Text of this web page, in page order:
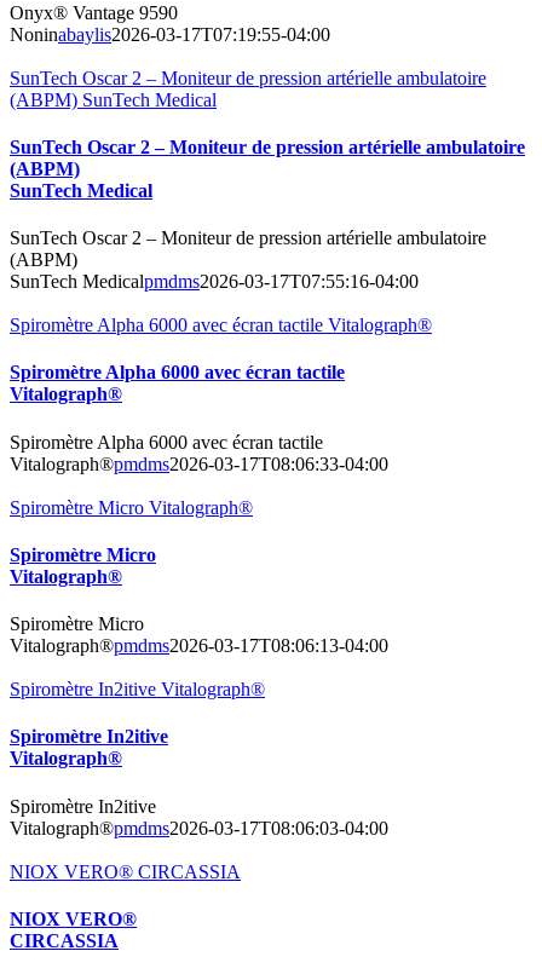
Onyx® Vantage 9590
Noninabaylis2026-03-17T07:19:55-04:00
SunTech Oscar 2 – Moniteur de pression artérielle ambulatoire
(ABPM) SunTech Medical
SunTech Oscar 2 – Moniteur de pression artérielle ambulatoire
(ABPM)
SunTech Medical
SunTech Oscar 2 – Moniteur de pression artérielle ambulatoire
(ABPM)
SunTech Medicalpmdms2026-03-17T07:55:16-04:00
Spiromètre Alpha 6000 avec écran tactile Vitalograph®
Spiromètre Alpha 6000 avec écran tactile
Vitalograph®
Spiromètre Alpha 6000 avec écran tactile
Vitalograph®pmdms2026-03-17T08:06:33-04:00
Spiromètre Micro Vitalograph®
Spiromètre Micro
Vitalograph®
Spiromètre Micro
Vitalograph®pmdms2026-03-17T08:06:13-04:00
Spiromètre In2itive Vitalograph®
Spiromètre In2itive
Vitalograph®
Spiromètre In2itive
Vitalograph®pmdms2026-03-17T08:06:03-04:00
NIOX VERO® CIRCASSIA
NIOX VERO®
CIRCASSIA